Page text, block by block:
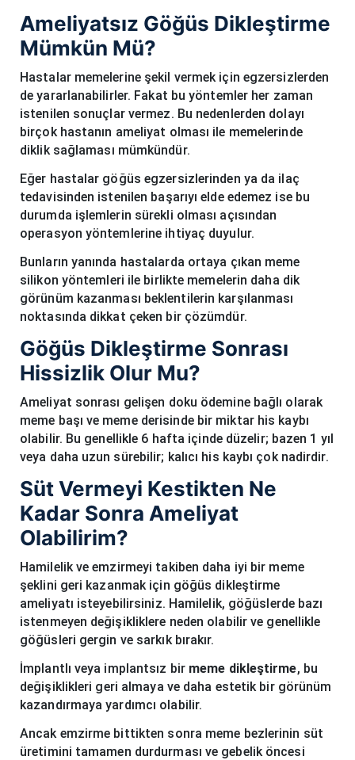
Ameliyatsız Göğüs Dikleştirme
Mümkün Mü?
Hastalar memelerine şekil vermek için egzersizlerden
de yararlanabilirler. Fakat bu yöntemler her zaman
istenilen sonuçlar vermez. Bu nedenlerden dolayı
birçok hastanın ameliyat olması ile memelerinde
diklik sağlaması mümkündür.
Eğer hastalar göğüs egzersizlerinden ya da ilaç
tedavisinden istenilen başarıyı elde edemez ise bu
durumda işlemlerin sürekli olması açısından
operasyon yöntemlerine ihtiyaç duyulur.
Bunların yanında hastalarda ortaya çıkan meme
silikon yöntemleri ile birlikte memelerin daha dik
görünüm kazanması beklentilerin karşılanması
noktasında dikkat çeken bir çözümdür.
Göğüs Dikleştirme Sonrası
Hissizlik Olur Mu?
Ameliyat sonrası gelişen doku ödemine bağlı olarak
meme başı ve meme derisinde bir miktar his kaybı
olabilir. Bu genellikle 6 hafta içinde düzelir; bazen 1 yıl
veya daha uzun sürebilir; kalıcı his kaybı çok nadirdir.
Süt Vermeyi Kestikten Ne
Kadar Sonra Ameliyat
Olabilirim?
Hamilelik ve emzirmeyi takiben daha iyi bir meme
şeklini geri kazanmak için göğüs dikleştirme
ameliyatı isteyebilirsiniz. Hamilelik, göğüslerde bazı
istenmeyen değişikliklere neden olabilir ve genellikle
göğüsleri gergin ve sarkık bırakır.
İmplantlı veya implantsız bir meme dikleştirme, bu
değişiklikleri geri almaya ve daha estetik bir görünüm
kazandırmaya yardımcı olabilir.
Ancak emzirme bittikten sonra meme bezlerinin süt
üretimini tamamen durdurması ve gebelik öncesi